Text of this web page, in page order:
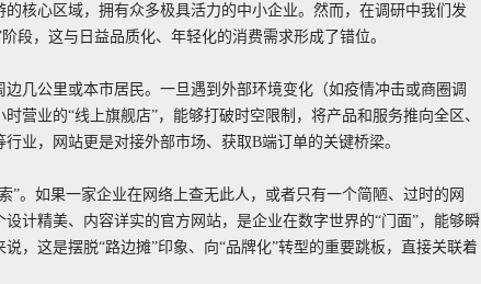
核心区域，拥有众多极具活力的中小企业。然而，在调研中我们发
段，这与日益品质化、年轻化的消费需求形成了错位。
几公里或本市居民。一旦遇到外部环境变化（如疫情冲击或商圈调
营业的“线上旗舰店”，能够打破时空限制，将产品和服务推向全区、
业，网站更是对接外部市场、获取B端订单的关键桥梁。
。如果一家企业在网络上查无此人，或者只有一个简陋、过时的网
计精美、内容详实的官方网站，是企业在数字世界的“门面”，能够瞬
，这是摆脱“路边摊”印象、向“品牌化”转型的重要跳板，直接关联着